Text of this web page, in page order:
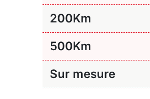
200Km
500Km
Sur mesure